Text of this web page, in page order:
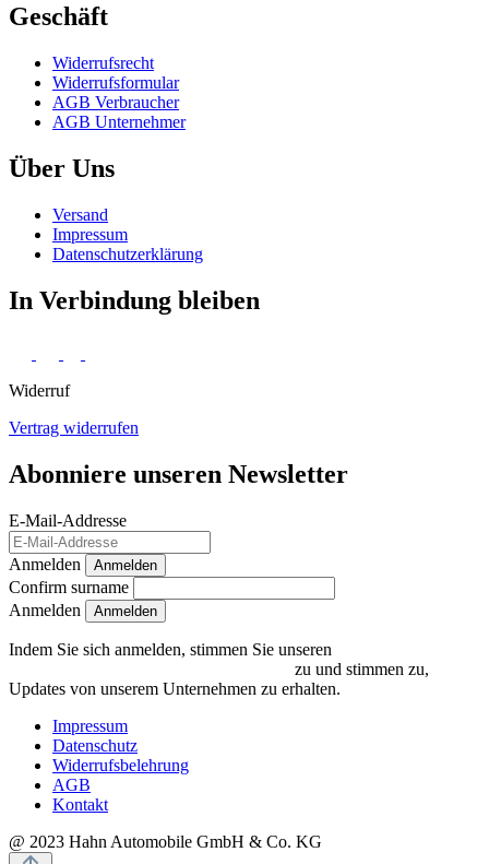
Geschäft
Widerrufs­recht
Widerrufs­formular
AGB Verbraucher
AGB Unternehmer
Über Uns
Versand
Impressum
Daten­schutz­erklärung
In Verbindung bleiben
Widerruf
Vertrag widerrufen
Abonniere unseren Newsletter
E-Mail-Addresse
Anmelden Anmelden
Confirm surname
Anmelden
Indem Sie sich anmelden, stimmen Sie unseren
zu und stimmen zu,
Updates von unserem Unternehmen zu erhalten.
Impressum
Datenschutz
Widerrufsbelehrung
AGB
Kontakt
@ 2023 Hahn Automobile GmbH & Co. KG